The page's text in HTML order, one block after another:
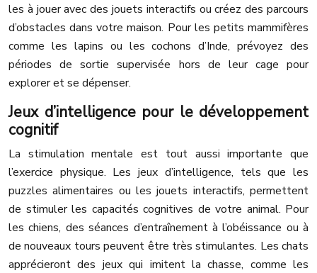
les à jouer avec des jouets interactifs ou créez des parcours
d’obstacles dans votre maison. Pour les petits mammifères
comme les lapins ou les cochons d’Inde, prévoyez des
périodes de sortie supervisée hors de leur cage pour
explorer et se dépenser.
Jeux d’intelligence pour le développement
cognitif
La stimulation mentale est tout aussi importante que
l’exercice physique. Les jeux d’intelligence, tels que les
puzzles alimentaires ou les jouets interactifs, permettent
de stimuler les capacités cognitives de votre animal. Pour
les chiens, des séances d’entraînement à l’obéissance ou à
de nouveaux tours peuvent être très stimulantes. Les chats
apprécieront des jeux qui imitent la chasse, comme les